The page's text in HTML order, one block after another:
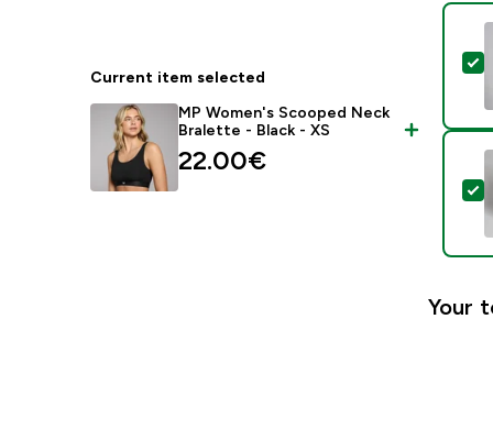
Current item selected
MP Women's Scooped Neck
Bralette - Black - XS
22.00€‎
Your